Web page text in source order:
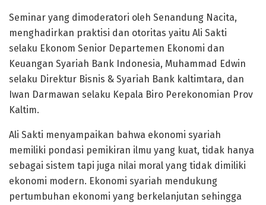
Seminar yang dimoderatori oleh Senandung Nacita,
menghadirkan praktisi dan otoritas yaitu Ali Sakti
selaku Ekonom Senior Departemen Ekonomi dan
Keuangan Syariah Bank Indonesia, Muhammad Edwin
selaku Direktur Bisnis & Syariah Bank kaltimtara, dan
Iwan Darmawan selaku Kepala Biro Perekonomian Prov
Kaltim.
Ali Sakti menyampaikan bahwa ekonomi syariah
memiliki pondasi pemikiran ilmu yang kuat, tidak hanya
sebagai sistem tapi juga nilai moral yang tidak dimiliki
ekonomi modern. Ekonomi syariah mendukung
pertumbuhan ekonomi yang berkelanjutan sehingga